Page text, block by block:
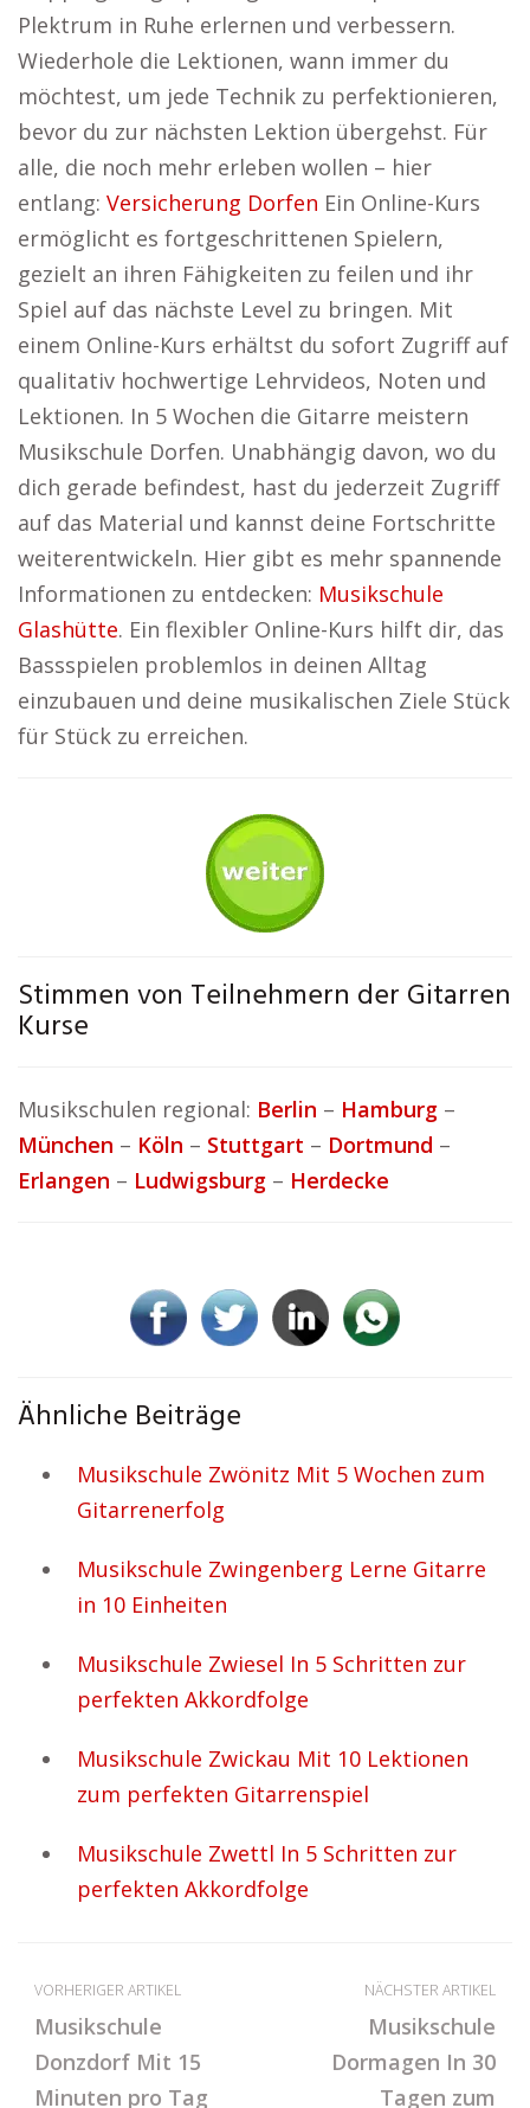
Plektrum in Ruhe erlernen und verbessern.
Wiederhole die Lektionen, wann immer du
möchtest, um jede Technik zu perfektionieren,
bevor du zur nächsten Lektion übergehst. Für
alle, die noch mehr erleben wollen – hier
entlang: Versicherung Dorfen Ein Online-Kurs
ermöglicht es fortgeschrittenen Spielern,
gezielt an ihren Fähigkeiten zu feilen und ihr
Spiel auf das nächste Level zu bringen. Mit
einem Online-Kurs erhältst du sofort Zugriff auf
qualitativ hochwertige Lehrvideos, Noten und
Lektionen. In 5 Wochen die Gitarre meistern
Musikschule Dorfen. Unabhängig davon, wo du
dich gerade befindest, hast du jederzeit Zugriff
auf das Material und kannst deine Fortschritte
weiterentwickeln. Hier gibt es mehr spannende
Informationen zu entdecken: Musikschule
Glashütte. Ein flexibler Online-Kurs hilft dir, das
Bassspielen problemlos in deinen Alltag
einzubauen und deine musikalischen Ziele Stück
für Stück zu erreichen.
Stimmen von Teilnehmern der Gitarren
Kurse
Musikschulen regional: Berlin – Hamburg –
München – Köln – Stuttgart – Dortmund –
Erlangen – Ludwigsburg – Herdecke
Ähnliche Beiträge
Musikschule Zwönitz Mit 5 Wochen zum
Gitarrenerfolg
Musikschule Zwingenberg Lerne Gitarre
in 10 Einheiten
Musikschule Zwiesel In 5 Schritten zur
perfekten Akkordfolge
Musikschule Zwickau Mit 10 Lektionen
zum perfekten Gitarrenspiel
Musikschule Zwettl In 5 Schritten zur
perfekten Akkordfolge
VORHERIGER ARTIKEL
Musikschule
Donzdorf Mit 15
Minuten pro Tag
NÄCHSTER ARTIKEL
Musikschule
Dormagen In 30
Tagen zum